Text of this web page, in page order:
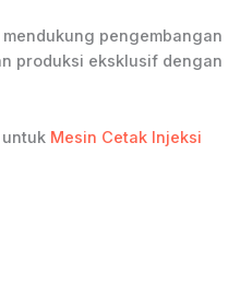
pengembangan
produksi eksklusif dengan
Mesin Cetak Injeksi